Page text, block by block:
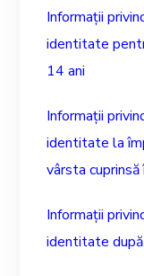
Informații
identitate
14 ani
Informații
identitate la
vârsta
Informații
identitate